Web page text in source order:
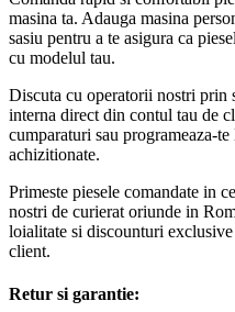
masina ta. Adauga masina
sasiu pentru a te asigura ca
cu modelul tau.
Discuta cu operatorii nostri prin
interna direct din contul tau de
cumparaturi sau programeaza-
achizitionate.
Primeste piesele comandate in
nostri de curierat oriunde in
loialitate si discounturi
client.
Retur si garantie: